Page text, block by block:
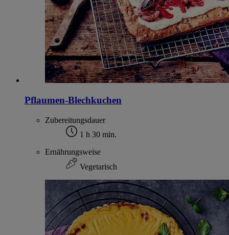
Pflaumen-Blechkuchen
Zubereitungsdauer
1 h 30 min.
Ernährungsweise
Vegetarisch